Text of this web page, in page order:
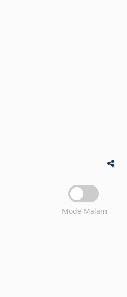
Mode Malam